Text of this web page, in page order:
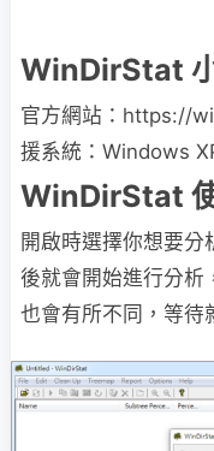
WinDirStat
官方網站：https://
援系統：Windows
WinDirStat
開啟時選擇你想要分
後就會開始進行分析
也會有所不同，等待